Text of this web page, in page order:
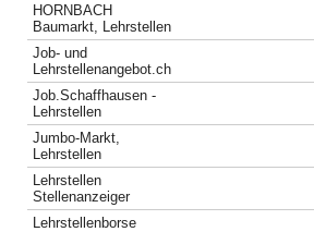
HORNBACH
Baumarkt, Lehrstellen
Job- und
Lehrstellenangebot.ch
Job.Schaffhausen -
Lehrstellen
Jumbo-Markt,
Lehrstellen
Lehrstellen
Stellenanzeiger
Lehrstellenborse